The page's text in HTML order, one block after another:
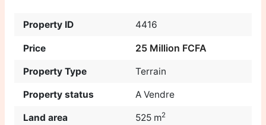
Property ID 4416
Price 25 Million FCFA
Property Type Terrain
Property status A Vendre
Land area 525 m2